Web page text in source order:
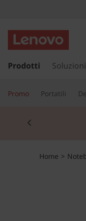
d
e
a
P
a
a
Prodotti Soluzioni
Promo Portatili
Home >